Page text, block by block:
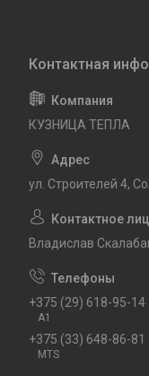
КУЗНИЦА ТЕПЛА
ул. Строителей 4,
Владислав
+375 (29) 618-95-14
A1
+375 (33) 648-86-81
MTS